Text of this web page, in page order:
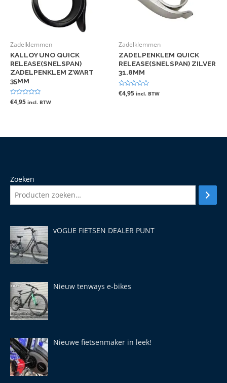
Zadelklemmen
KALLOY UNO QUICK
RELEASE(SNELSPAN)
ZADELPENKLEM ZWART
35MM
Gewaardeerd
0
€4,95 incl. BTW
Zadelklemmen
ZADELPENKLEM QUICK
RELEASE(SNELSPAN) ZILVER
31.8MM
Gewaardeerd
0
€4,95 incl. BTW
Zoeken
vOGUE FIETSEN DEALER PUNT
Nieuw tenways e-bikes
Nieuwe fietsenmaker in leek!